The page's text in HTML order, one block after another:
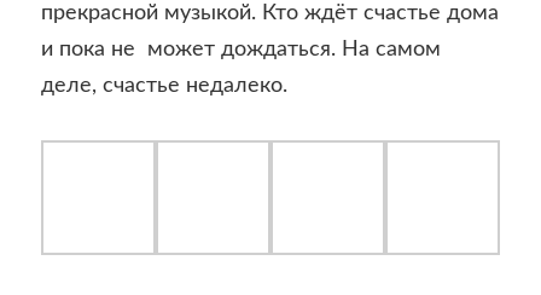
прекрасной музыкой. Кто ждёт счастье дома
и пока не может дождаться. На самом
деле, счастье недалеко.